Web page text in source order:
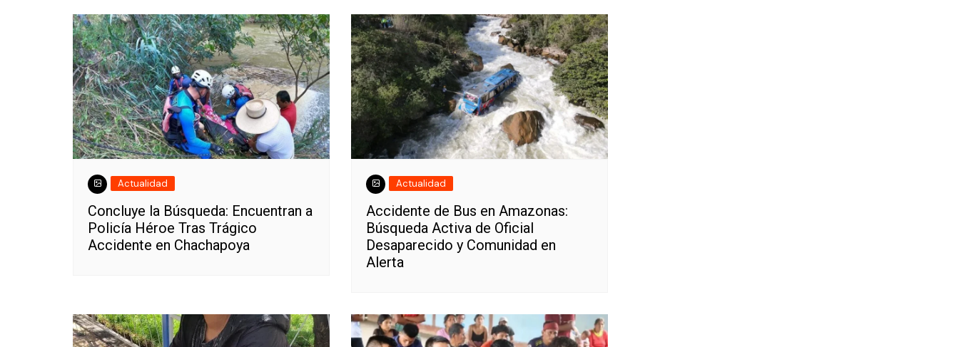
Actualidad
Concluye la Búsqueda: Encuentran a
Policía Héroe Tras Trágico
Accidente en Chachapoya
Actualidad
Accidente de Bus en Amazonas:
Búsqueda Activa de Oficial
Desaparecido y Comunidad en
Alerta